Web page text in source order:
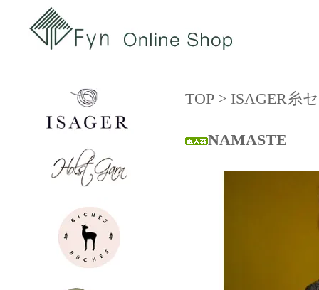
TOP> ISAGER糸
NAMASTE